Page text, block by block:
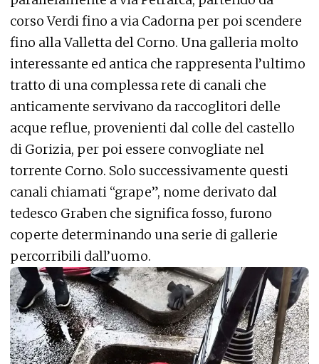
corso Verdi fino a via Cadorna per poi scendere
fino alla Valletta del Corno. Una galleria molto
interessante ed antica che rappresenta l’ultimo
tratto di una complessa rete di canali che
anticamente servivano da raccoglitori delle
acque reflue, provenienti dal colle del castello
di Gorizia, per poi essere convogliate nel
torrente Corno. Solo successivamente questi
canali chiamati “grape”, nome derivato dal
tedesco Graben che significa fosso, furono
coperte determinando una serie di gallerie
percorribili dall’uomo.